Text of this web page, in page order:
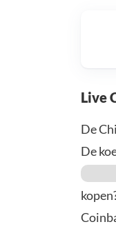
Live
De
De